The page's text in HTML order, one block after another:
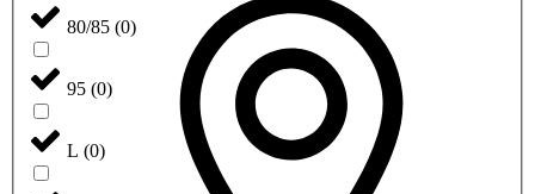
80/85 (0)
95 (0)
L (0)